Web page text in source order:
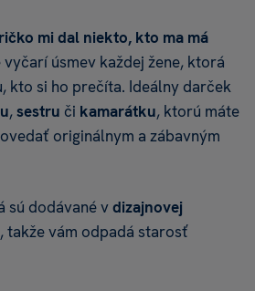
mi dal niekto, kto ma má
vyčarí úsmev každej žene, ktorá
kto si ho prečíta. Ideálny darček
,sestru či kamarátku, ktorú máte
originálnym a zábavným
sú dodávané vdizajnovej
, takže vám odpadá starosť